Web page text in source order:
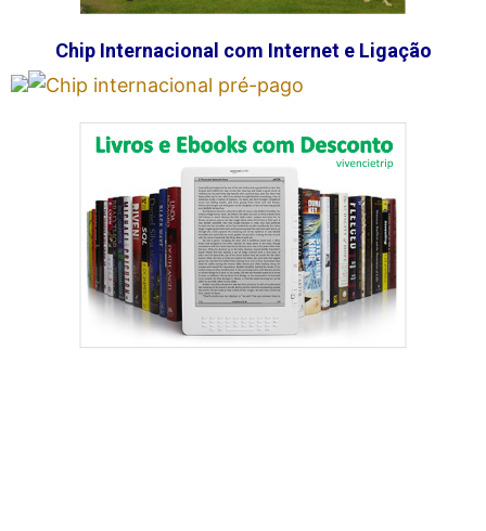
Chip Internacional com Internet e Ligação